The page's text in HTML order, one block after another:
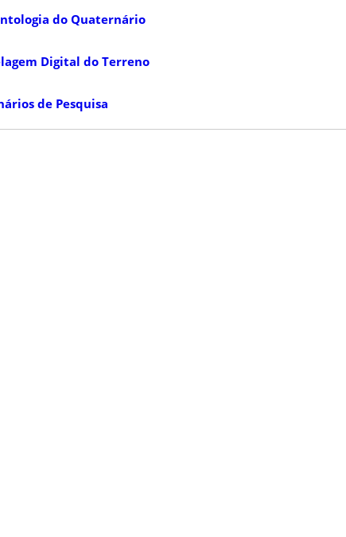
do Quaternário
Digital do Terreno
de Pesquisa